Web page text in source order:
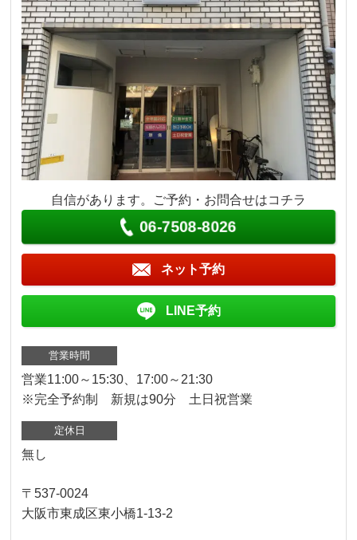
自信があります。ご予約・お問合せはコチラ
06-7508-8026
ネット予約
LINE予約
営業時間
営業11:00～15:30、17:00～21:30
※完全予約制 新規は90分 土日祝営業
定休日
無し
〒537-0024
大阪市東成区東小橋1-13-2